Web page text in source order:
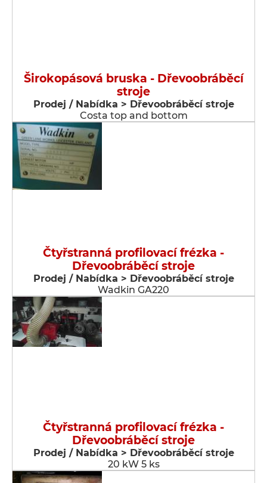
Širokopásová bruska - Dřevoobráběcí
stroje
Prodej / Nabídka > Dřevoobráběcí stroje
Costa top and bottom
Čtyřstranná profilovací frézka -
Dřevoobráběcí stroje
Prodej / Nabídka > Dřevoobráběcí stroje
Wadkin GA220
Čtyřstranná profilovací frézka -
Dřevoobráběcí stroje
Prodej / Nabídka > Dřevoobráběcí stroje
20 kW 5 ks